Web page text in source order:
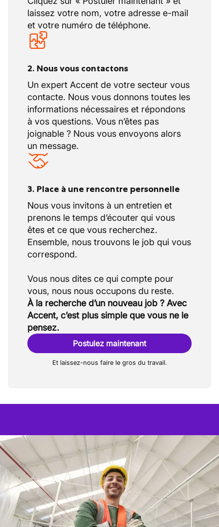
laissez votre nom, votre adresse e-mail
et votre numéro de téléphone.
2. Nous vous contactons
Un expert Accent de votre secteur vous
contacte. Nous vous donnons toutes les
informations nécessaires et répondons
à vos questions. Vous n’êtes pas
joignable ? Nous vous envoyons alors
un message.
3. Place à une rencontre personnelle
Nous vous invitons à un entretien et
prenons le temps d’écouter qui vous
êtes et ce que vous recherchez.
Ensemble, nous trouvons le job qui vous
correspond.
Vous nous dites ce qui compte pour
À la recherche d’un nouveau job ? Avec
Accent, c’est plus simple que vous ne le
pensez.
Postulez maintenant
Et laissez-nous faire le gros du travail.